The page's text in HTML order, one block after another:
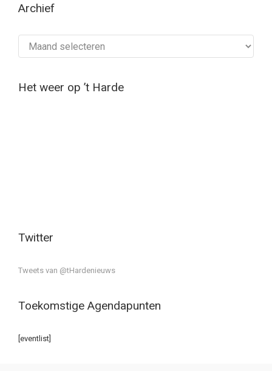
Archief
Het weer op ’t Harde
Twitter
Tweets van @tHardenieuws
Toekomstige Agendapunten
[eventlist]